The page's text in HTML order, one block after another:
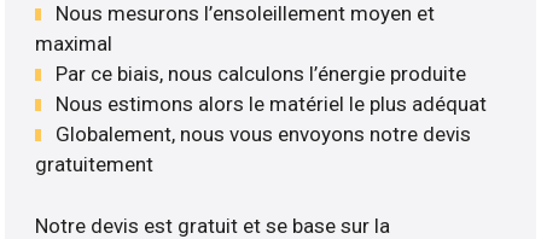
Nous mesurons l’ensoleillement moyen et
maximal
Par ce biais, nous calculons l’énergie produite
Nous estimons alors le matériel le plus adéquat
Globalement, nous vous envoyons notre devis
gratuitement
Notre devis est gratuit et se base sur la